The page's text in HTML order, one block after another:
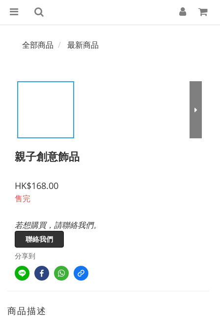
全部商品 最新商品
親子創意飾品
HK$168.00
售完
若想購買，請聯絡我們。
聯絡我們
分享到
商品描述